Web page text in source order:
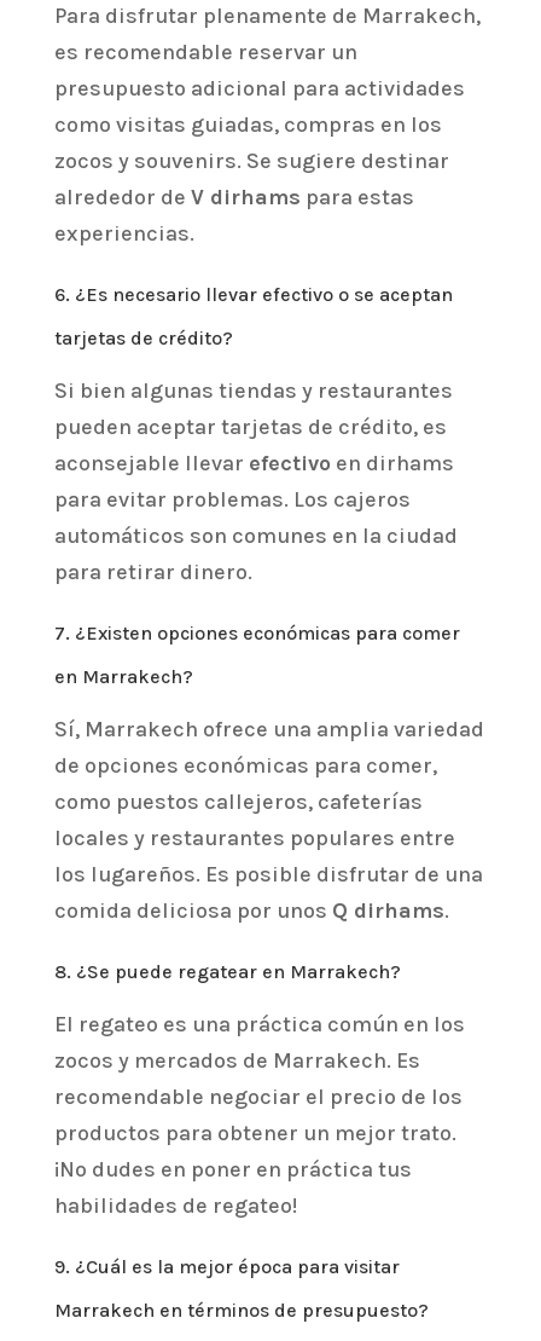
Para disfrutar plenamente de Marrakech,
es recomendable reservar un
presupuesto adicional para actividades
como visitas guiadas, compras en los
zocos y souvenirs. Se sugiere destinar
alrededor de V dirhams para estas
experiencias.
6. ¿Es necesario llevar efectivo o se aceptan
tarjetas de crédito?
Si bien algunas tiendas y restaurantes
pueden aceptar tarjetas de crédito, es
aconsejable llevar efectivo en dirhams
para evitar problemas. Los cajeros
automáticos son comunes en la ciudad
para retirar dinero.
7. ¿Existen opciones económicas para comer
en Marrakech?
Sí, Marrakech ofrece una amplia variedad
de opciones económicas para comer,
como puestos callejeros, cafeterías
locales y restaurantes populares entre
los lugareños. Es posible disfrutar de una
comida deliciosa por unos Q dirhams.
8. ¿Se puede regatear en Marrakech?
El regateo es una práctica común en los
zocos y mercados de Marrakech. Es
recomendable negociar el precio de los
productos para obtener un mejor trato.
¡No dudes en poner en práctica tus
habilidades de regateo!
9. ¿Cuál es la mejor época para visitar
Marrakech en términos de presupuesto?